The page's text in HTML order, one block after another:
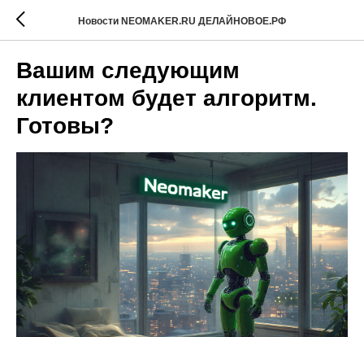
Новости NEOMAKER.RU ДЕЛАЙНОВОЕ.РФ
Вашим следующим
клиентом будет алгоритм.
Готовы?